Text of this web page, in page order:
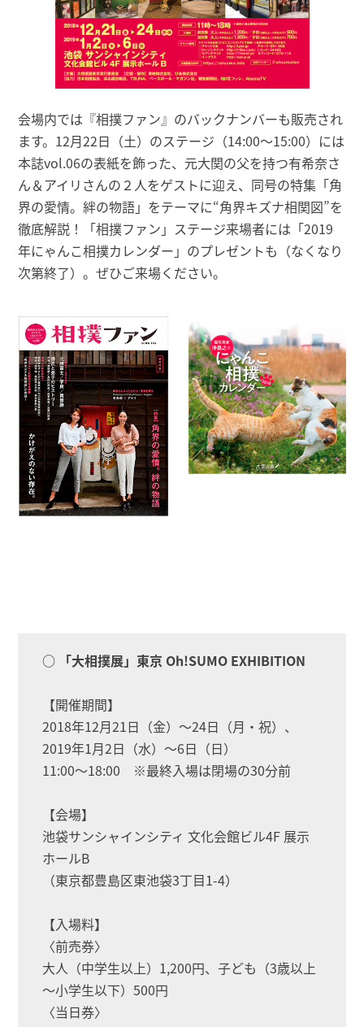
会場内では『相撲ファン』のバックナンバーも販売され
ます。12月22日（土）のステージ（14:00～15:00）には
本誌vol.06の表紙を飾った、元大関の父を持つ有希奈さ
ん＆アイリさんの２人をゲストに迎え、同号の特集「角
界の愛情。絆の物語」をテーマに“角界キズナ相関図”を
徹底解説！「相撲ファン」ステージ来場者には「2019
年にゃんこ相撲カレンダー」のプレゼントも（なくなり
次第終了）。ぜひご来場ください。
○ 「大相撲展」東京 Oh!SUMO EXHIBITION
【開催期間】
2018年12月21日（金）～24日（月・祝）、
2019年1月2日（水）～6日（日）
11:00～18:00 ※最終入場は閉場の30分前
【会場】
池袋サンシャインシティ 文化会館ビル4F 展示
ホールB
（東京都豊島区東池袋3丁目1-4）
【入場料】
〈前売券〉
大人（中学生以上）1,200円、子ども（3歳以上
～小学生以下）500円
〈当日券〉